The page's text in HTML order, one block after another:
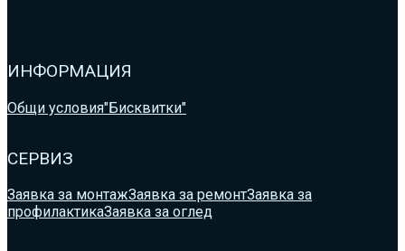
ИНФОРМАЦИЯ
Общи условия"Бисквитки"
СЕРВИЗ
Заявка за монтажЗаявка за ремонтЗаявка за
профилактикаЗаявка за оглед